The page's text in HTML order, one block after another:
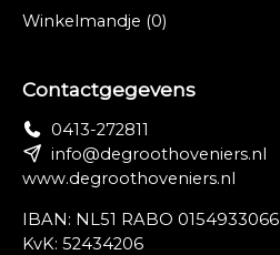
Winkelmandje (0)
Contactgegevens
0413-272811
info@degroothoveniers.nl
www.degroothoveniers.nl
IBAN: NL51 RABO 0154933066
KvK: 52434206